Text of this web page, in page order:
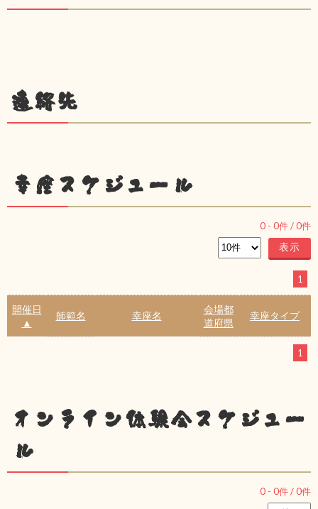
連絡先
幸座スケジュール
0 - 0件 /0件
1
開催日
▲
師範名 幸座名
会場都
道府県
幸座タイプ
1
オンライン体験会スケジュー
ル
0 - 0件 /0件